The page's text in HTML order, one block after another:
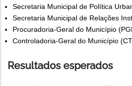
Secretaria Municipal de Política
Secretaria Municipal de Relações
Procuradoria-Geral do Município
Controladoria-Geral do Município
Resultados esperados